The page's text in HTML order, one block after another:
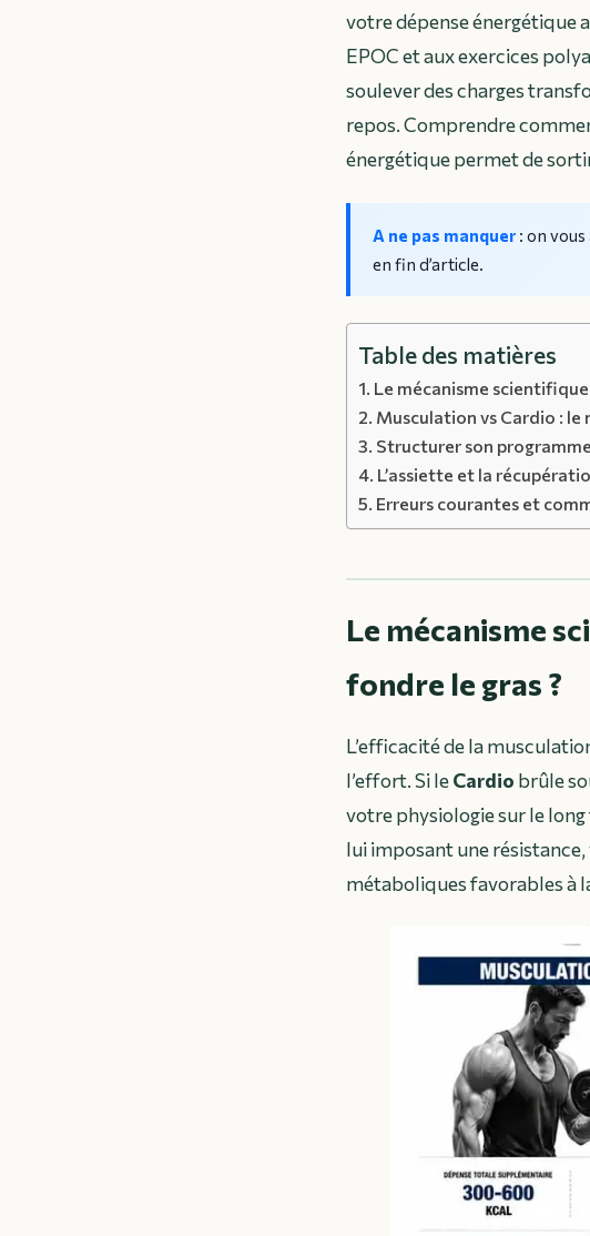
votre dépense énergétique
EPOC et aux exercices
soulever des charges
repos. Comprendre
énergétique permet de
A ne pas manquer : on
en fin d’article.
Table des matières
Le mécanisme
Musculation vs Cardio :
Structurer son
L’assiette et la
Erreurs courantes et
Le mécanisme
fondre le gras ?
L’efficacité de la
l’effort. Si leCardio brûle
votre physiologie sur le
lui imposant une résistance,
métaboliques favorables à